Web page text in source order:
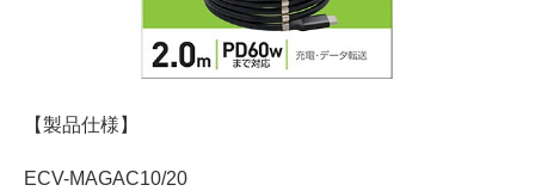
【製品仕様】
ECV-MAGAC10/20